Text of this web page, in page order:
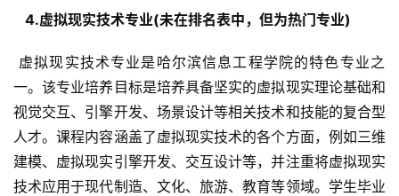
  4.虚拟现实技术专业(未在排名表中，但为热门专业)
一。该专业培养目标是培养具备坚实的虚拟现实理论基础和
视觉交互、引擎开发、场景设计等相关技术和技能的复合型
人才。课程内容涵盖了虚拟现实技术的各个方面，例如三维
建模、虚拟现实引擎开发、交互设计等，并注重将虚拟现实
技术应用于现代制造、文化、旅游、教育等领域。学生毕业